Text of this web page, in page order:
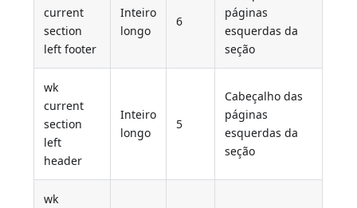
current
section
left footer
Inteiro
longo
6
páginas
esquerdas da
seção
wk
current
section
left
header
Inteiro
longo
5
Cabeçalho das
páginas
esquerdas da
seção
wk